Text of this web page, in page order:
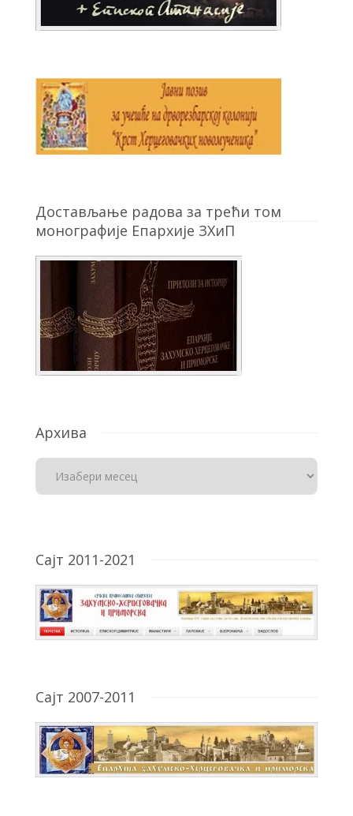
Достављање радова за трећи том
монографије Епархије ЗХиП
Архива
Сајт 2011-2021
Сајт 2007-2011